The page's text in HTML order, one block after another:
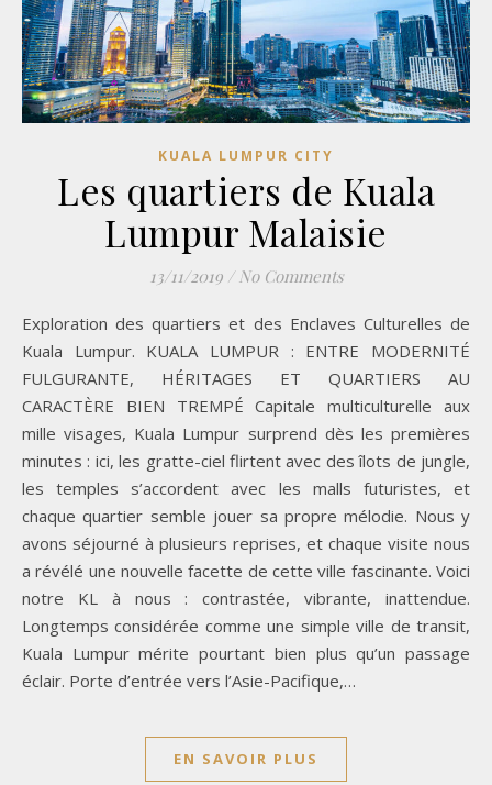
KUALA LUMPUR CITY
Les quartiers de Kuala
Lumpur Malaisie
13/11/2019 / No Comments
Exploration des quartiers et des Enclaves Culturelles de
Kuala Lumpur. KUALA LUMPUR : ENTRE MODERNITÉ
FULGURANTE, HÉRITAGES ET QUARTIERS AU
CARACTÈRE BIEN TREMPÉ Capitale multiculturelle aux
mille visages, Kuala Lumpur surprend dès les premières
minutes : ici, les gratte-ciel flirtent avec des îlots de jungle,
les temples s’accordent avec les malls futuristes, et
chaque quartier semble jouer sa propre mélodie. Nous y
avons séjourné à plusieurs reprises, et chaque visite nous
a révélé une nouvelle facette de cette ville fascinante. Voici
notre KL à nous : contrastée, vibrante, inattendue.
Longtemps considérée comme une simple ville de transit,
Kuala Lumpur mérite pourtant bien plus qu’un passage
éclair. Porte d’entrée vers l’Asie-Pacifique,…
EN SAVOIR PLUS